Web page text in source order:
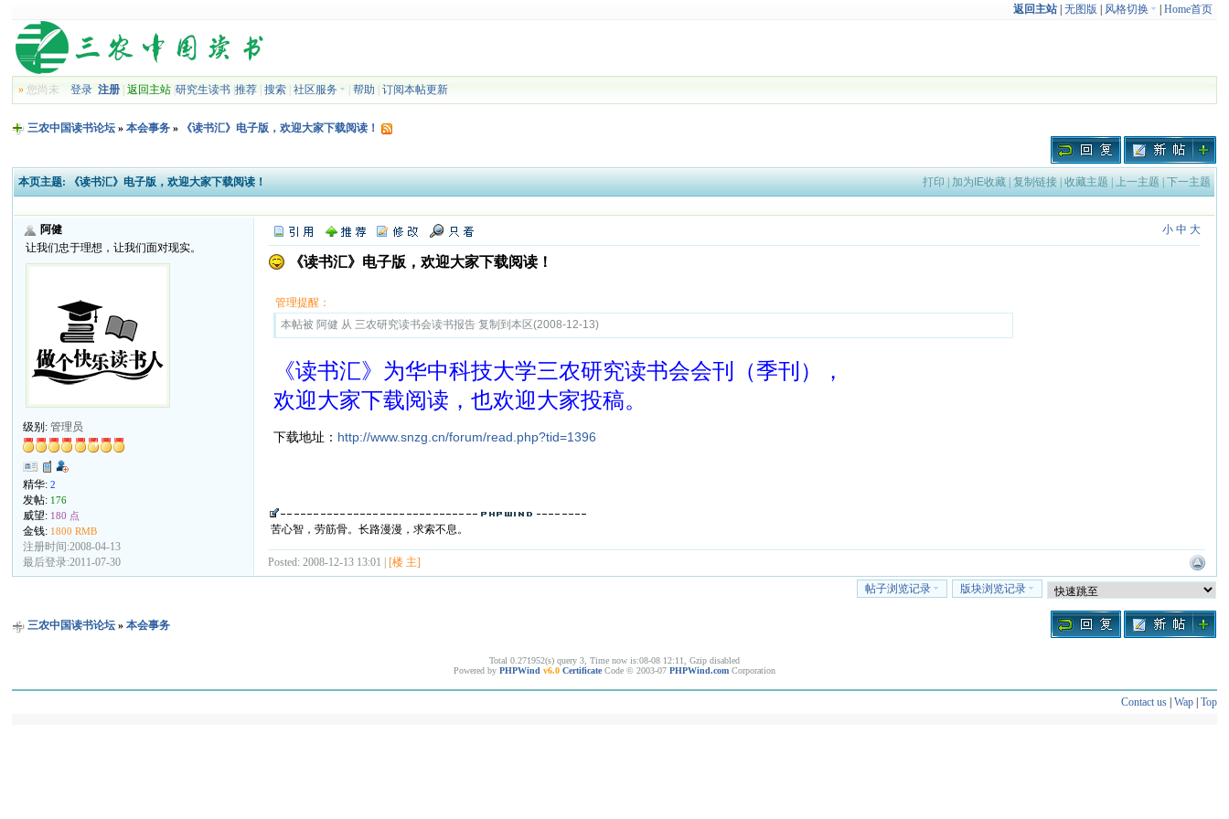
返回主站| 无图版 风格切换 Home首页
» 您尚未登录 注册 |返回主站 |研究生读书 |推荐 |搜索 |社区服务 |帮助 |订阅本帖更新
三农中国读书论坛 »本会事务 » 《读书汇》电子版，欢迎大家下载阅读！
本页主题: 《读书汇》电子版，欢迎大家下载阅读！ 打印 | 加为IE收藏| 复制链接| 收藏主题 | 上一主题 | 下一主题
阿健
让我们忠于理想，让我们面对现实。
级别:管理员
精华:2
发帖: 176
威望: 180 点
金钱: 1800 RMB
注册时间:2008-04-13
最后登录:2011-07-30
小 中 大
《读书汇》电子版，欢迎大家下载阅读！
管理提醒：
本帖被 阿健 从 三农研究读书会读书报告 复制到本区(2008-12-13)
《读书汇》为华中科技大学三农研究读书会会刊（季刊），
欢迎大家下载阅读，也欢迎大家投稿。
下载地址： http://www.snzg.cn/forum/read.php?tid=1396
苦心智，劳筋骨。长路漫漫，求索不息。
Posted: 2008-12-13 13:01 |[楼 主]
帖子浏览记录 版块浏览记录
三农中国读书论坛 »本会事务
Total 0.271952(s) query 3, Time now is:08-08 12:11, Gzip disabled
Powered by PHPWind v6.0 Certificate Code © 2003-07 PHPWind.com Corporation
Contact us| Wap| Top